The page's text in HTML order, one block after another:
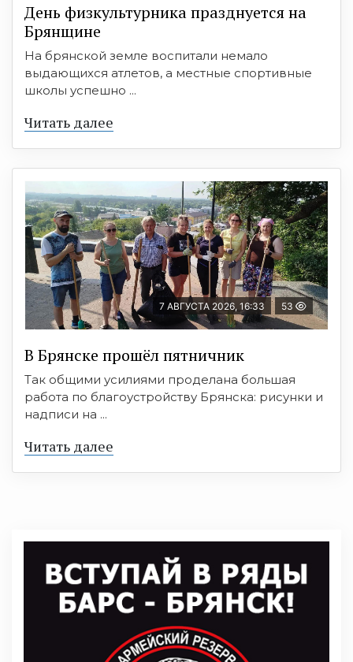
День физкультурника празднуется на
Брянщине
На брянской земле воспитали немало
выдающихся атлетов, а местные спортивные
школы успешно ...
Читать далее
7 АВГУСТА 2026, 16:33 53
В Брянске прошёл пятничник
Так общими усилиями проделана большая
работа по благоустройству Брянска: рисунки и
надписи на ...
Читать далее